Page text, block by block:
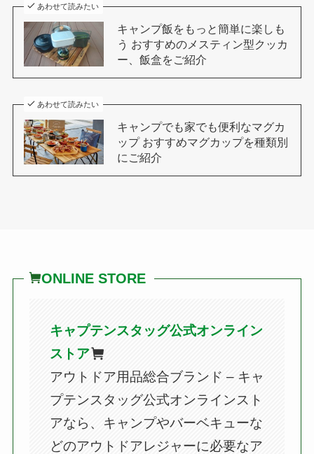
あわせて読みたい
キャンプ飯をもっと簡単に楽しも
う おすすめのメスティン型クッカ
ー、飯盒をご紹介
あわせて読みたい
キャンプでも家でも便利なマグカ
ップ おすすめマグカップを種類別
にご紹介
ONLINE STORE
キャプテンスタッグ公式オンライン
ストア
アウトドア用品総合ブランド – キャ
プテンスタッグ公式オンラインスト
アなら、キャンプやバーベキューな
どのアウトドアレジャーに必要なア